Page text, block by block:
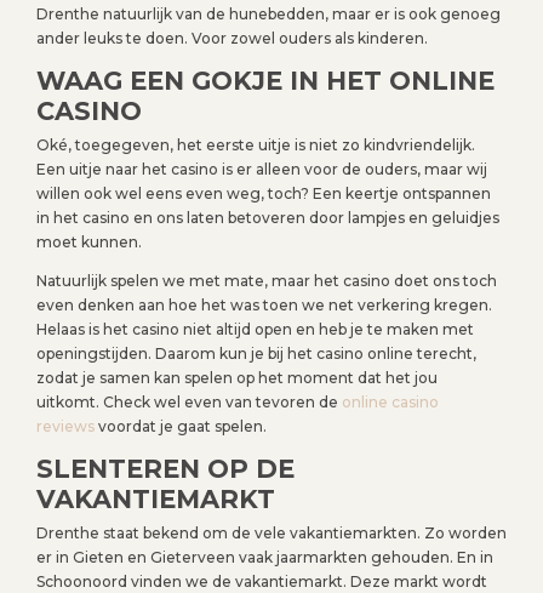
Drenthe natuurlijk van de hunebedden, maar er is ook genoeg
ander leuks te doen. Voor zowel ouders als kinderen.
WAAG EEN GOKJE IN HET ONLINE
CASINO
Oké, toegegeven, het eerste uitje is niet zo kindvriendelijk.
Een uitje naar het casino is er alleen voor de ouders, maar wij
willen ook wel eens even weg, toch? Een keertje ontspannen
in het casino en ons laten betoveren door lampjes en geluidjes
moet kunnen.
Natuurlijk spelen we met mate, maar het casino doet ons toch
even denken aan hoe het was toen we net verkering kregen.
Helaas is het casino niet altijd open en heb je te maken met
openingstijden. Daarom kun je bij het casino online terecht,
zodat je samen kan spelen op het moment dat het jou
uitkomt. Check wel even van tevoren de online casino
reviews voordat je gaat spelen.
SLENTEREN OP DE
VAKANTIEMARKT
Drenthe staat bekend om de vele vakantiemarkten. Zo worden
er in Gieten en Gieterveen vaak jaarmarkten gehouden. En in
Schoonoord vinden we de vakantiemarkt. Deze markt wordt